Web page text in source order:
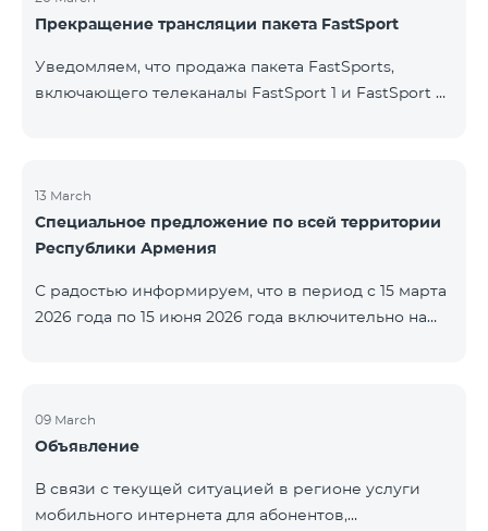
Прекращение трансляции пакета FastSport
Уведомляем, что продажа пакета FastSports,
включающего телеканалы FastSport 1 и FastSport 2,
решением вещателя. По вопросам или для
получения дополнительной информации просим
обращаться в компанию «Фаст Медиа».
13 March
Специальное предложение по всей территории
Республики Армения
С радостью информируем, что в период с 15 марта
2026 года по 15 июня 2026 года включительно на
Региональный будут доступны со скидкой 25% при
подключении на 12 месяцев с автоматическим
пакет COMBO 4 9900 также предоставляется со
скидкой 25% сроком на 12 месяцев. Кроме того, для
09 March
Объявление
В связи с текущей ситуацией в регионе услуги
мобильного интернета для абонентов,